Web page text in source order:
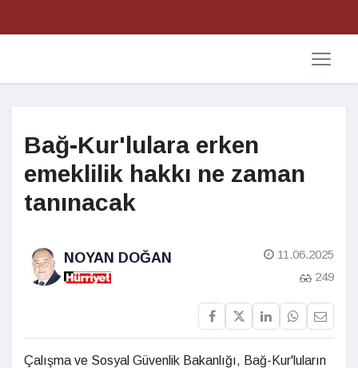
Bağ-Kur'lulara erken
emeklilik hakkı ne zaman
tanınacak
NOYAN DOĞAN
11.06.2025
249
Çalışma ve Sosyal Güvenlik Bakanlığı, Bağ-Kur'luların